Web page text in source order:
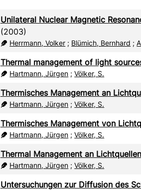
Unilateral Nuclear Magnetic
(2003)
Herrmann, Volker ; Blümich, Bernhard ;
Thermal management of light
Hartmann, Jürgen ;Völker, S.
Thermisches Management an
Hartmann, Jürgen ;Völker, S.
Thermisches Management von
Hartmann, Jürgen ;Völker, S.
Thermal Management an Lichtquellen
Hartmann, Jürgen ;Völker, S.
Untersuchungen zur Diffusion des